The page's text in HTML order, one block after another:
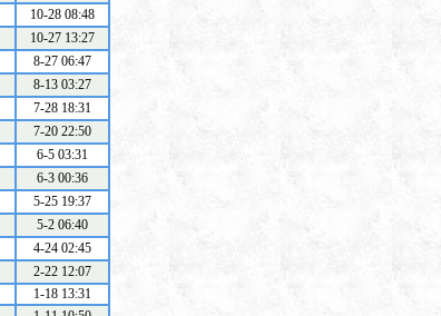
10-28 08:48
10-27 13:27
8-27 06:47
8-13 03:27
7-28 18:31
7-20 22:50
6-5 03:31
6-3 00:36
5-25 19:37
5-2 06:40
4-24 02:45
2-22 12:07
1-18 13:31